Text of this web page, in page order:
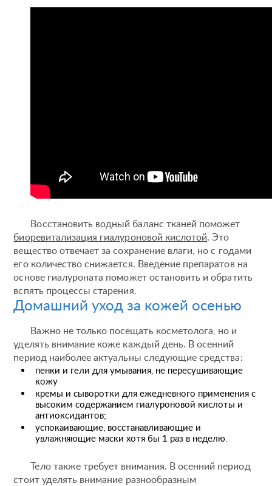
Отзывы Безопасность
Медицинский туризм
Восстановить водный баланс тканей поможет
биоревитализация гиалуроновой кислотой. Это
вещество отвечает за сохранение влаги, но с годами
его количество снижается. Введение препаратов на
основе гиалуроната поможет остановить и обратить
вспять процессы старения.
Домашний уход за кожей осенью
Важно не только посещать косметолога, но и
уделять внимание коже каждый день. В осенний
период наиболее актуальны следующие средства:
пенки и гели для умывания, не пересушивающие
кожу
кремы и сыворотки для ежедневного применения с
высоким содержанием гиалуроновой кислоты и
антиоксидантов;
успокаивающие, восстанавливающие и
увлажняющие маски хотя бы 1 раз в неделю.
Тело также требует внимания. В осенний период
стоит уделять внимание разнообразным